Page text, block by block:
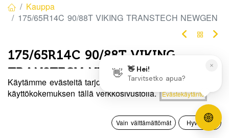
Hinta:
Lisää ostoskoriin
0
Toivelista Tili
Kauppa
175/65R14C 90/88T VIKING TRANSTECH NEWGEN
175/65R14C 90/88T VIKING
TRANSTECH NEWGEN
Tuotekoodi:337878
Käytämme evästeitä tarjotaksemme sinulle paremman
käyttökokemuksen tällä verkkosivustolla.
Evästekäytäntö
Vain välttämättömät Hyväksyn